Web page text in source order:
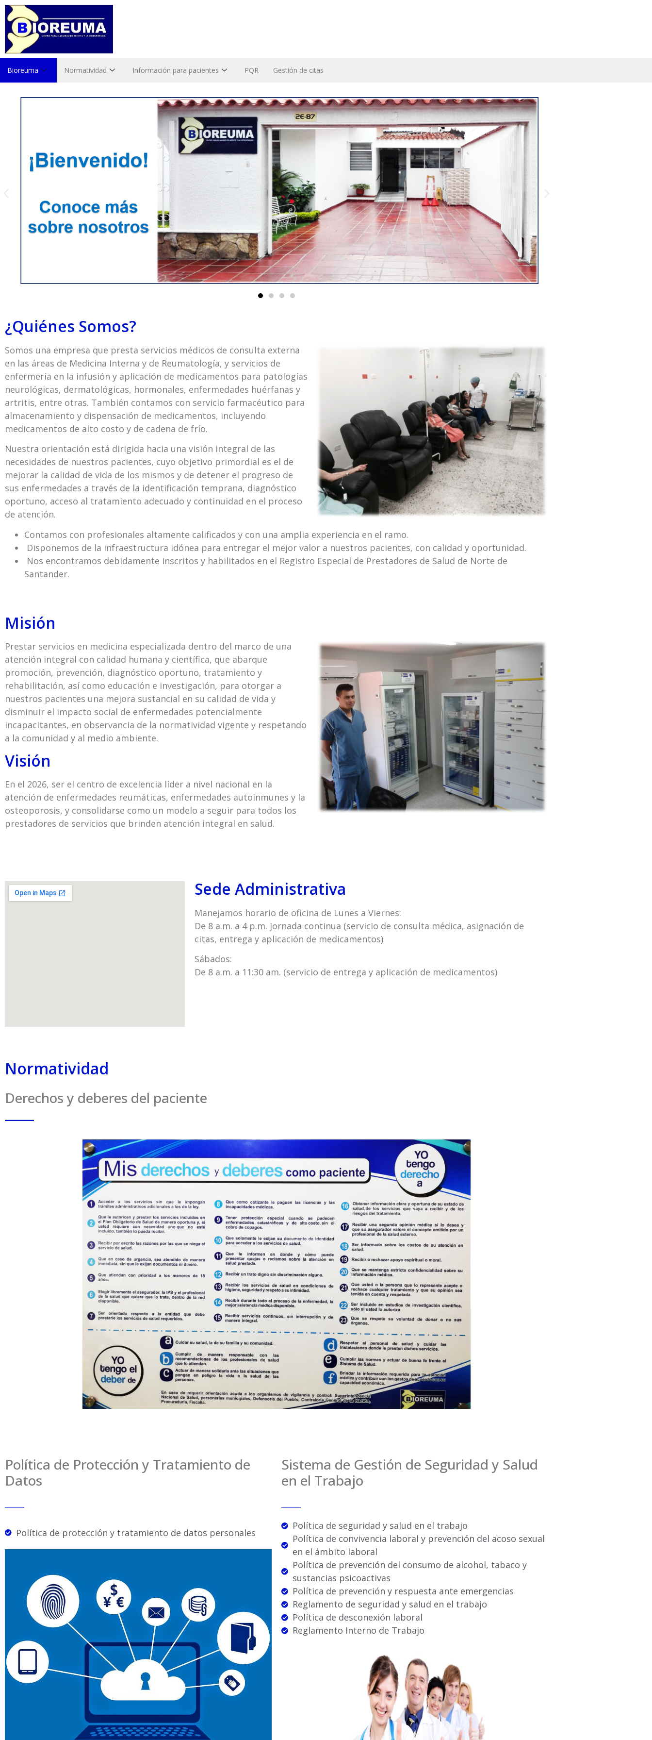
Bioreuma Normatividad Información para pacientes PQR Gestión de citas
¿Quiénes Somos?
Somos una empresa que presta servicios médicos de consulta externa
en las áreas de Medicina Interna y de Reumatología, y servicios de
enfermería en la infusión y aplicación de medicamentos para patologías
neurológicas, dermatológicas, hormonales, enfermedades huérfanas y
artritis, entre otras. También contamos con servicio farmacéutico para
almacenamiento y dispensación de medicamentos, incluyendo
medicamentos de alto costo y de cadena de frío.
Nuestra orientación está dirigida hacia una visión integral de las
necesidades de nuestros pacientes, cuyo objetivo primordial es el de
mejorar la calidad de vida de los mismos y de detener el progreso de
sus enfermedades a través de la identificación temprana, diagnóstico
oportuno, acceso al tratamiento adecuado y continuidad en el proceso
de atención.
Contamos con profesionales altamente calificados y con una amplia experiencia en el ramo.
Disponemos de la infraestructura idónea para entregar el mejor valor a nuestros pacientes, con calidad y oportunidad.
Nos encontramos debidamente inscritos y habilitados en el Registro Especial de Prestadores de Salud de Norte de
Santander.
Misión
Prestar servicios en medicina especializada dentro del marco de una
atención integral con calidad humana y científica, que abarque
promoción, prevención, diagnóstico oportuno, tratamiento y
rehabilitación, así como educación e investigación, para otorgar a
nuestros pacientes una mejora sustancial en su calidad de vida y
disminuir el impacto social de enfermedades potencialmente
incapacitantes, en observancia de la normatividad vigente y respetando
a la comunidad y al medio ambiente.
Visión
En el 2026, ser el centro de excelencia líder a nivel nacional en la
atención de enfermedades reumáticas, enfermedades autoinmunes y la
osteoporosis, y consolidarse como un modelo a seguir para todos los
prestadores de servicios que brinden atención integral en salud.
Sede Administrativa
Manejamos horario de oficina de Lunes a Viernes:
De 8 a.m. a 4 p.m. jornada continua (servicio de consulta médica, asignación de
citas, entrega y aplicación de medicamentos)
Sábados:
De 8 a.m. a 11:30 am. (servicio de entrega y aplicación de medicamentos)
Normatividad
Derechos y deberes del paciente
Política de Protección y Tratamiento de
Datos
Política de protección y tratamiento de datos personales
Sistema de Gestión de Seguridad y Salud
en el Trabajo
Política de seguridad y salud en el trabajo
Política de convivencia laboral y prevención del acoso sexual
en el ámbito laboral
Política de prevención del consumo de alcohol, tabaco y
sustancias psicoactivas
Política de prevención y respuesta ante emergencias
Reglamento de seguridad y salud en el trabajo
Política de desconexión laboral
Reglamento Interno de Trabajo